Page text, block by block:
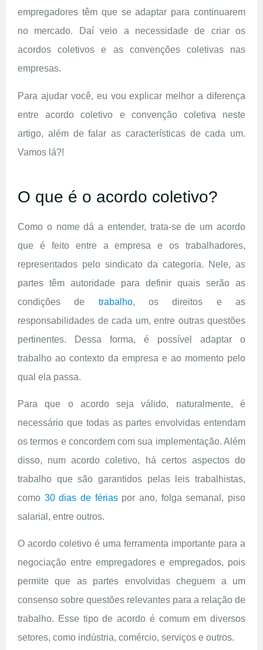
empregadores têm que se adaptar para continuarem
no mercado. Daí veio a necessidade de criar os
acordos coletivos e as convenções coletivas nas
empresas.
Para ajudar você, eu vou explicar melhor a diferença
entre acordo coletivo e convenção coletiva neste
artigo, além de falar as características de cada um.
Vamos lá?!
O que é o acordo coletivo?
Como o nome dá a entender, trata-se de um acordo
que é feito entre a empresa e os trabalhadores,
representados pelo sindicato da categoria. Nele, as
partes têm autoridade para definir quais serão as
condições de trabalho, os direitos e as
responsabilidades de cada um, entre outras questões
pertinentes. Dessa forma, é possível adaptar o
trabalho ao contexto da empresa e ao momento pelo
qual ela passa.
Para que o acordo seja válido, naturalmente, é
necessário que todas as partes envolvidas entendam
os termos e concordem com sua implementação. Além
disso, num acordo coletivo, há certos aspectos do
trabalho que são garantidos pelas leis trabalhistas,
como 30 dias de fériaspor ano, folga semanal, piso
salarial, entre outros.
O acordo coletivo é uma ferramenta importante para a
negociação entre empregadores e empregados, pois
permite que as partes envolvidas cheguem a um
consenso sobre questões relevantes para a relação de
trabalho. Esse tipo de acordo é comum em diversos
setores, como indústria, comércio, serviços e outros.